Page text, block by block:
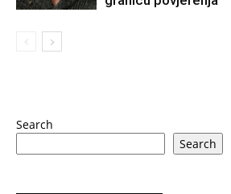
Search
Search